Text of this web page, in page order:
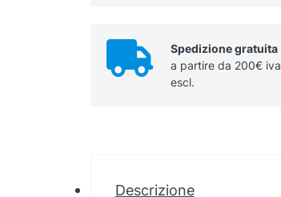
Spedizione gratuita
a partire da 200€ iva
escl.
Descrizione